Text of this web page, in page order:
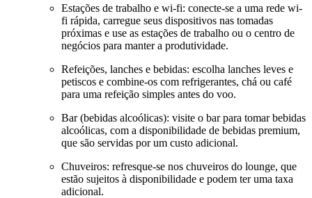
Estações de trabalho e wi-fi: conecte-se a uma rede wi-
fi rápida, carregue seus dispositivos nas tomadas
próximas e use as estações de trabalho ou o centro de
negócios para manter a produtividade.
Refeições, lanches e bebidas: escolha lanches leves e
petiscos e combine-os com refrigerantes, chá ou café
para uma refeição simples antes do voo.
Bar (bebidas alcoólicas): visite o bar para tomar bebidas
alcoólicas, com a disponibilidade de bebidas premium,
que são servidas por um custo adicional.
Chuveiros: refresque-se nos chuveiros do lounge, que
estão sujeitos à disponibilidade e podem ter uma taxa
adicional.